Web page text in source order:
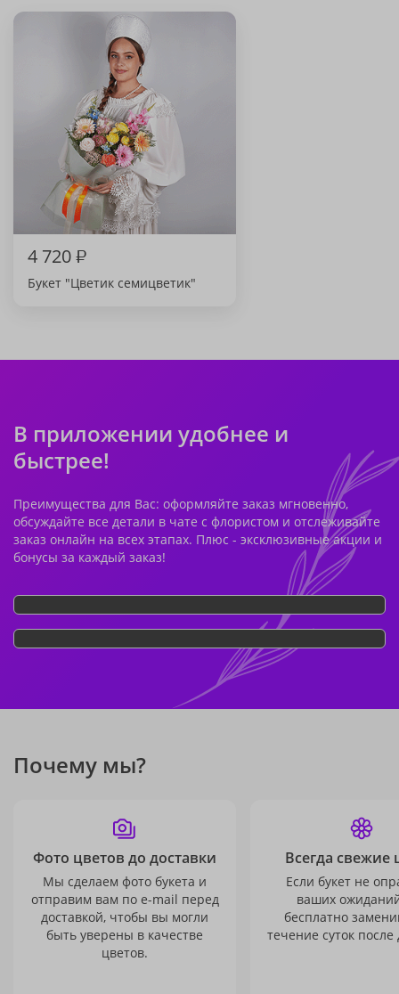
4 720₽
Букет "Цветик семицветик"
В приложении удобнее и
быстрее!
Преимущества для Вас: оформляйте заказ мгновенно,
обсуждайте все детали в чате с флористом и отслеживайте
заказ онлайн на всех этапах. Плюс - эксклюзивные акции и
бонусы за каждый заказ!
Почему мы?
Фото цветов до доставки
Мы сделаем фото букета и
отправим вам по e-mail перед
доставкой, чтобы вы могли
быть уверены в качестве
цветов.
Всегда свежие
Если букет не
ваших
бесплатно
течение суток после